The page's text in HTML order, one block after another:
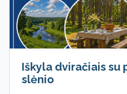
Iškyla dviračiais su
slėnio